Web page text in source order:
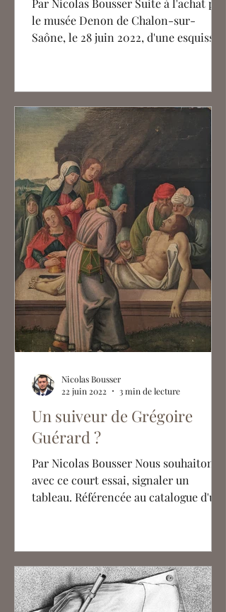
Par Nicolas Bousser Suite à l'achat par
le musée Denon de Chalon-sur-
Saône, le 28 juin 2022, d'une esquisse
Un suiveur de Grégoire
Guérard ?
Par Nicolas Bousser Nous souhaitons,
avec ce court essai, signaler un
tableau. Référencée au catalogue d'une
Nicolas Bousser
22 juin 2022
3 min de lecture